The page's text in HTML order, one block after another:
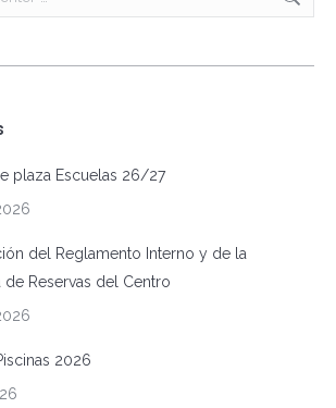
plaza Escuelas 26/27
del Reglamento Interno y de la
de Reservas del Centro
2026